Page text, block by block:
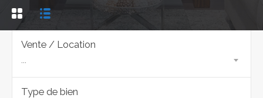
Vente / Location
...
Type de bien